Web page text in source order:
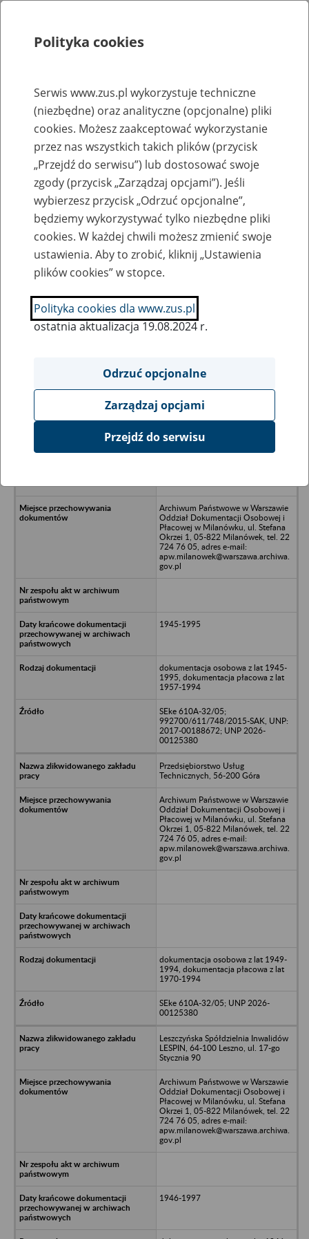
Rejestry, ewidencje i archiwa
Baza zlikwidowanych lub
przekształconych zakładów pracy
Nazwa zakładu pracy:
SZUKAJ
Ukryj wszystkie pozycje bazy
Ekomelbud Przedsiębiorstwo
Archiwum Państwowe w Warszawie
Oddział Dokumentacji Osobowej i
Płacowej w Milanówku, ul. Stefana
Okrzei 1, 05-822 Milanówek, tel. 22
724 76 05, adres e-mail:
apw.milanowek@warszawa.archiwa.
gov.pl
1945-1995
dokumentacja osobowa z lat 1945-
1995, dokumentacja płacowa z lat
1957-1994
SEke 610A-32/05;
992700/611/748/2015-SAK, UNP:
2017-00188672; UNP 2026-
00125380
Przedsiębiorstwo Usług
Technicznych, 56-200 Góra
Archiwum Państwowe w Warszawie
Oddział Dokumentacji Osobowej i
Płacowej w Milanówku, ul. Stefana
Okrzei 1, 05-822 Milanówek, tel. 22
724 76 05, adres e-mail:
apw.milanowek@warszawa.archiwa.
gov.pl
dokumentacja osobowa z lat 1949-
1994, dokumentacja płacowa z lat
1970-1994
SEke 610A-32/05; UNP 2026-
00125380
Leszczyńska Spółdzielnia Inwalidów
LESPIN, 64-100 Leszno, ul. 17-go
Stycznia 90
Archiwum Państwowe w Warszawie
Oddział Dokumentacji Osobowej i
Płacowej w Milanówku, ul. Stefana
Okrzei 1, 05-822 Milanówek, tel. 22
724 76 05, adres e-mail:
apw.milanowek@warszawa.archiwa.
gov.pl
1946-1997
Polityka cookies
Serwis www.zus.pl wykorzystuje techniczne
(niezbędne) oraz analityczne (opcjonalne) pliki
cookies. Możesz zaakceptować wykorzystanie
przez nas wszystkich takich plików (przycisk
„Przejdź do serwisu”) lub dostosować swoje
zgody (przycisk „Zarządzaj opcjami”). Jeśli
wybierzesz przycisk „Odrzuć opcjonalne”,
będziemy wykorzystywać tylko niezbędne pliki
cookies. W każdej chwili możesz zmienić swoje
ustawienia. Aby to zrobić, kliknij „Ustawienia
plików cookies” w stopce.
Polityka cookies dla www.zus.pl
ostatnia aktualizacja 19.08.2024 r.
Odrzuć opcjonalne
Zarządzaj opcjami
Przejdź do serwisu